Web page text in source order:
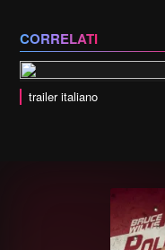
CORRELATI
trailer italiano